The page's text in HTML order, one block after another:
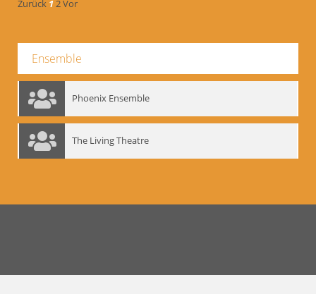
Zurück 12Vor
Ensemble
Phoenix Ensemble
The Living Theatre